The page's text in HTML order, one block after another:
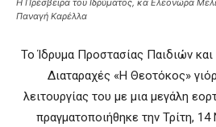
Η Πρέσβειρα του Ιδρύματος, κα Ελεονώρα
Παναγή Καρέλλα
Το Ίδρυμα Προστασίας Παιδιών
Διαταραχές «Η Θεοτόκος»
λειτουργίας του με μια μεγάλη
πραγματοποιήθηκε την Τρίτη,